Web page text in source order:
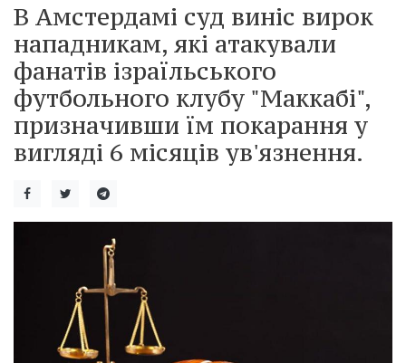
В Амстердамі суд виніс вирок
нападникам, які атакували
фанатів ізраїльського
футбольного клубу "Маккабі",
призначивши їм покарання у
вигляді 6 місяців ув'язнення.